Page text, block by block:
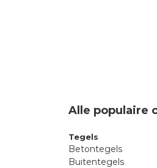
Alle populaire
Tegels
Betontegels
Buitentegels